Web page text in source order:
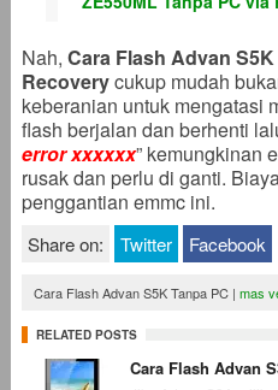
Nah, Cara Flash Advan
Recoverycukup mudah
keberanian untuk mengatasi
flash berjalan dan berhenti
error xxxxxx” kemungkinan
rusak dan perlu di ganti.
penggantian emmc ini.
Share on: Twitter Facebook
Cara Flash Advan S5K Tanpa PC| mas
RELATED POSTS
Cara Flash Advan